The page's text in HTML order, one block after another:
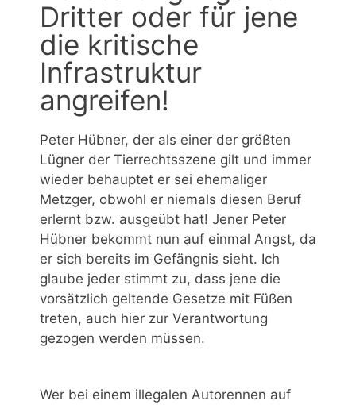
Dritter oder für jene
die kritische
Infrastruktur
angreifen!
Peter Hübner, der als einer der größten
Lügner der Tierrechtsszene gilt und immer
wieder behauptet er sei ehemaliger
Metzger, obwohl er niemals diesen Beruf
erlernt bzw. ausgeübt hat! Jener Peter
Hübner bekommt nun auf einmal Angst, da
er sich bereits im Gefängnis sieht. Ich
glaube jeder stimmt zu, dass jene die
vorsätzlich geltende Gesetze mit Füßen
treten, auch hier zur Verantwortung
gezogen werden müssen.
Wer bei einem illegalen Autorennen auf